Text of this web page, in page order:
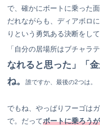
で、確かにボートに乗った
だれながらも、ディアボロ
りという勇気ある決断をし
「自分の居場所はブチャラ
なれると思った」「
ね。
誰ですか、最後の2つは。
でもね、やっぱりフーゴは
で。だってボートに乗ろう